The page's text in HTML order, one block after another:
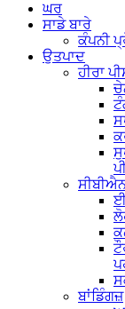
ਘਰ
ਸਾਡੇ ਬਾਰੇ
ਕੰਪਨੀ
ਉਤਪਾਦ
ਹੀਰਾ
ਬਾਂਡਿੰਗਜ਼